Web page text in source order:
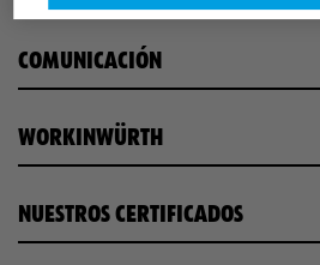
COMUNICACIÓN
WORKINWÜRTH
NUESTROS CERTIFICADOS